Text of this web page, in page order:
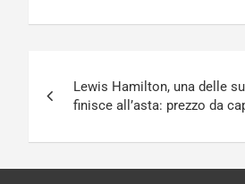
articoli
Lewis Hamilton, una delle
finisce all’asta: prezzo da